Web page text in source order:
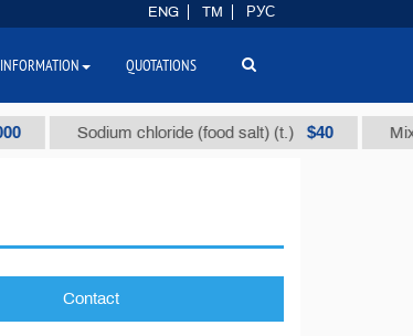
Sodium chloride (food salt) (t.) $40
Contact
ENG TM РУС
INFORMATION QUOTATIONS